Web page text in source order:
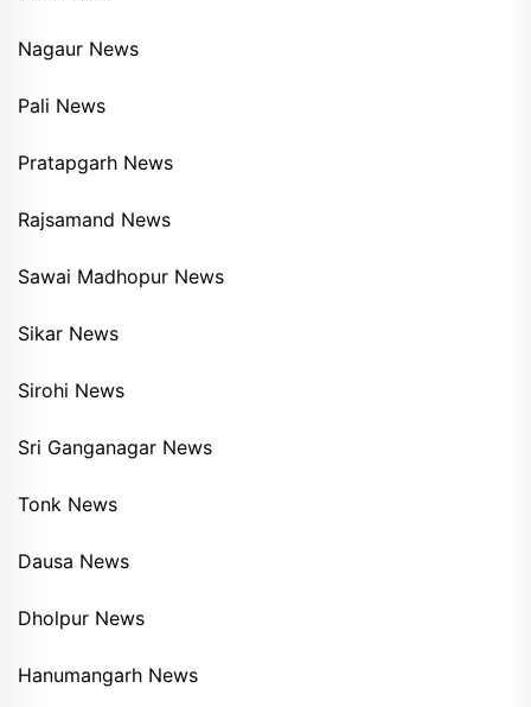
Nagaur News
Pali News
Pratapgarh News
Rajsamand News
Sawai Madhopur News
Sikar News
Sirohi News
Sri Ganganagar News
Tonk News
Dausa News
Dholpur News
Hanumangarh News